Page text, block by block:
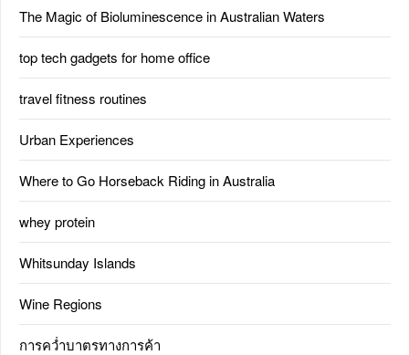
The Magic of Bioluminescence in Australian Waters
top tech gadgets for home office
travel fitness routines
Urban Experiences
Where to Go Horseback Riding in Australia
whey protein
Whitsunday Islands
Wine Regions
การคว่ำบาตรทางการค้า